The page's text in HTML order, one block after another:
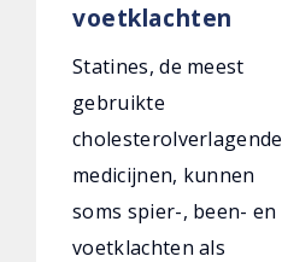
voetklachten
Statines, de meest
gebruikte
cholesterolverlagende
medicijnen, kunnen
soms spier-, been- en
voetklachten als